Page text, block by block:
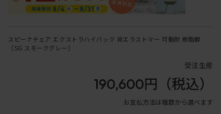
スピーナチェア エクストラハイバック 背エラストマー 可動肘 樹脂脚
［SG スモークグレー］
受注生産
190,600円 （税込）
お支払方法は複数から選べます